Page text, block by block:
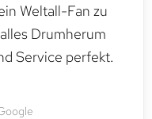
Weltall-Fan zu
Drumherum
Service perfekt.